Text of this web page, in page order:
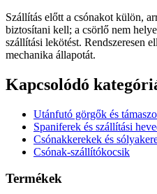
Szállítás előtt a csónakot külön,
biztosítani kell; a csörlő nem
szállítási lekötést. Rendszeresen
mechanika állapotát.
Kapcsolódó
Utánfutó görgők és
Spaniferek és szállítási
Csónakkerekek és
Csónak-szállítókocsik
Termékek